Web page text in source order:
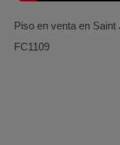
Piso en venta en
FC1109